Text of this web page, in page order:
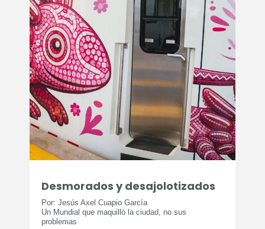
Desmorados y desajolotizados
Por: Jesús Axel Cuapio García
Un Mundial que maquilló la ciudad, no sus
problemas